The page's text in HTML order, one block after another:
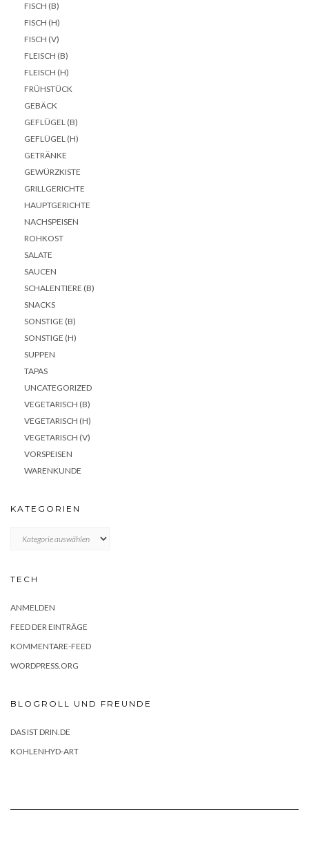
FISCH (B)
FISCH (H)
FISCH (V)
FLEISCH (B)
FLEISCH (H)
FRÜHSTÜCK
GEBÄCK
GEFLÜGEL (B)
GEFLÜGEL (H)
GETRÄNKE
GEWÜRZKISTE
GRILLGERICHTE
HAUPTGERICHTE
NACHSPEISEN
ROHKOST
SALATE
SAUCEN
SCHALENTIERE (B)
SNACKS
SONSTIGE (B)
SONSTIGE (H)
SUPPEN
TAPAS
UNCATEGORIZED
VEGETARISCH (B)
VEGETARISCH (H)
VEGETARISCH (V)
VORSPEISEN
WARENKUNDE
KATEGORIEN
TECH
ANMELDEN
FEED DER EINTRÄGE
KOMMENTARE-FEED
WORDPRESS.ORG
BLOGROLL UND FREUNDE
DAS IST DRIN.DE
KOHLENHYD-ART